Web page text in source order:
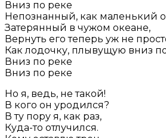
Вниз по реке
Непознанный, как маленький
Затерянный в чужом океане,
Вернуть его теперь уж не
Как лодочку, плывущую вниз
Вниз по реке
Вниз по реке
Но я, ведь, не такой!
В кого он уродился?
В ту пору я, как раз,
Куда-то отлучился.